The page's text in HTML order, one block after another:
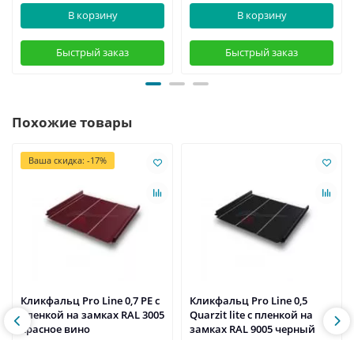
В корзину
Быстрый заказ
В корзину
Быстрый заказ
Похожие товары
Ваша скидка: -17%
Кликфальц Pro Line 0,7 PE с
пленкой на замках RAL 3005
красное вино
Кликфальц Pro Line 0,5
Quarzit lite с пленкой на
замках RAL 9005 черный